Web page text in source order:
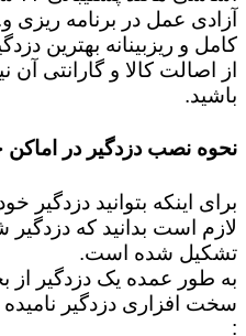
آزادی عمل در برنامه
کامل و ریزبینانه بهترین
از اصالت کالا و گارانتی آن
باشید.
نحوه نصب دزدگیر در
برای اینکه بتوانید دزدگیر
لازم است بدانید که
تشکیل شده است.
به طور عمده یک دزدگیر
سخت افزاری دزدگیر
: